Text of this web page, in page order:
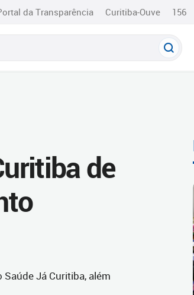
da Transparência Curitiba-Ouve 156
de
Já Curitiba, além